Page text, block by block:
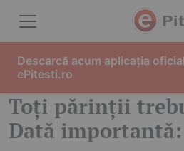
Toți părinții
Dată
Descarcă acum aplicația
ePitesti.ro